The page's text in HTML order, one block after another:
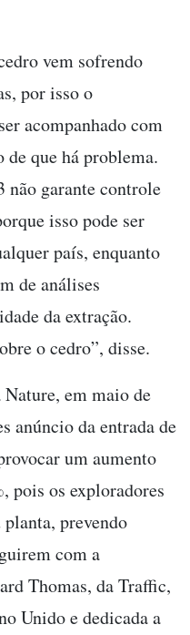
vem sofrendo
por isso o
acompanhado com
de que há problema.
não garante controle
isso pode ser
país, enquanto
de análises
da extração.
o cedro”, disse.
em maio de
anúncio da entrada de
um aumento
pois os exploradores
prevendo
com a
Thomas, da Traffic,
Unido e dedicada a